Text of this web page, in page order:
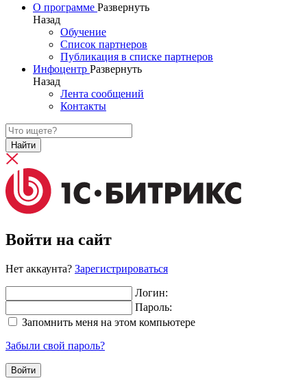
О программе Развернуть
Назад
Обучение
Список партнеров
Публикация в списке партнеров
Инфоцентр Развернуть
Назад
Лента сообщений
Контакты
Найти
Войти на сайт
Нет аккаунта? Зарегистрироваться
Логин:
Пароль:
Запомнить меня на этом компьютере
Забыли свой пароль?